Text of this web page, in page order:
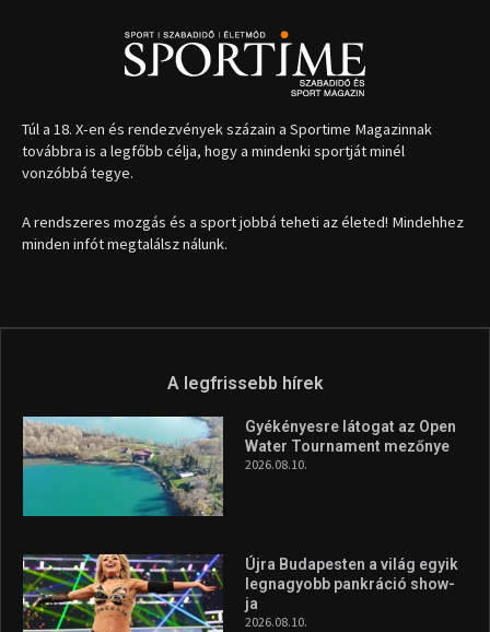
Túl a 18. X-en és rendezvények százain a Sportime Magazinnak
továbbra is a legfőbb célja, hogy a mindenki sportját minél
vonzóbbá tegye.
A rendszeres mozgás és a sport jobbá teheti az életed! Mindehhez
minden infót megtalálsz nálunk.
A legfrissebb hírek
Gyékényesre látogat az Open
Water Tournament mezőnye
2026.08.10.
Újra Budapesten a világ egyik
legnagyobb pankráció show-
ja
2026.08.10.